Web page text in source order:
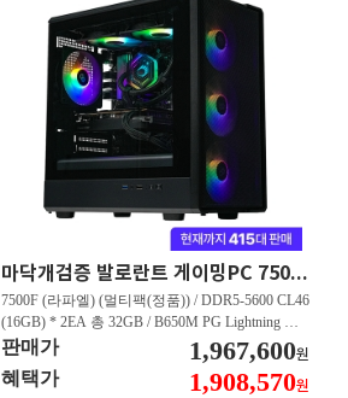
마닥개검증 발로란트 게이밍PC 7500F/RTX5060 발로란트 FHD 500프레임 이상 GY102
7500F (라파엘) (멀티팩(정품)) / DDR5-5600 CL46
(16GB) * 2EA 총 32GB / B650M PG Lightning 에
즈윈 / 지포스 RTX 5060 DUAL D7 8GB 이엠텍 /
CN600 M.2 NVMe 디앤디컴 (512GB)
판매가 1,967,600원
혜택가 1,908,570원